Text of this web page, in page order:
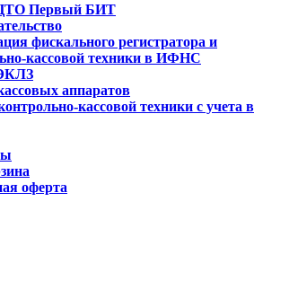
Первый БИТ
фискального регистратора и
кассовой техники в ИФНС
аппаратов
кассовой техники с учета в
оферта